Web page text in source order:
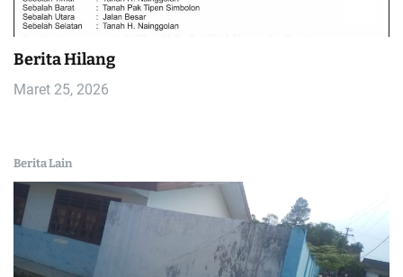
Berita Hilang
Maret 25, 2026
Berita Lain